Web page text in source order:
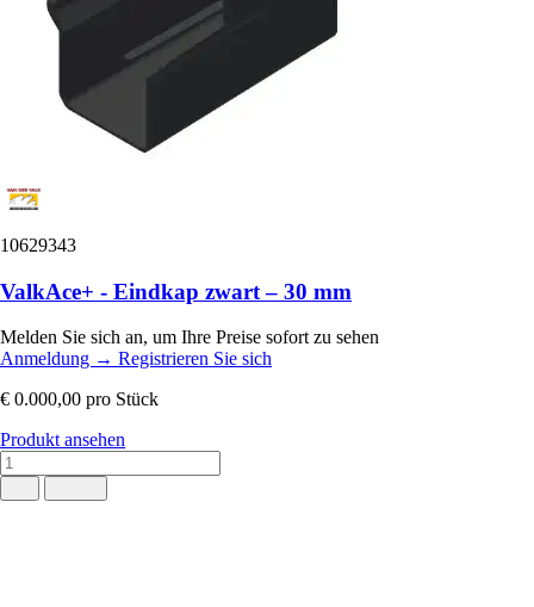
10629343
ValkAce+ - Eindkap zwart – 30 mm
Melden Sie sich an, um Ihre Preise sofort zu sehen
Anmeldung → Registrieren Sie sich
€ 0.000,00 pro Stück
Produkt ansehen